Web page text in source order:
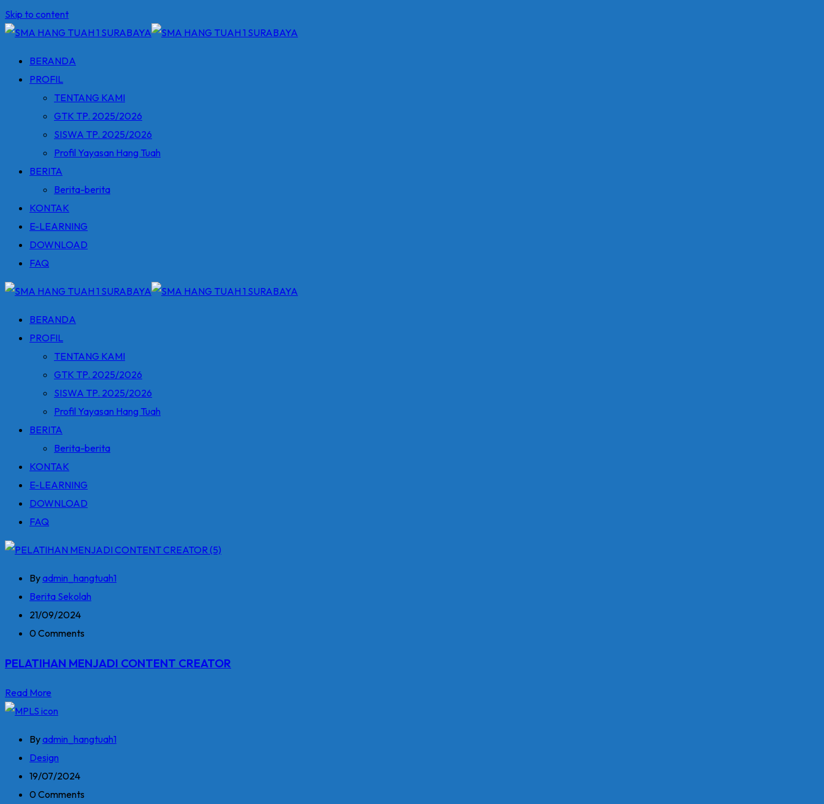
Skip to content
BERANDA
PROFIL
TENTANG KAMI
GTK TP. 2025/2026
SISWA TP. 2025/2026
Profil Yayasan Hang Tuah
BERITA
Berita-berita
KONTAK
E-LEARNING
DOWNLOAD
FAQ
BERANDA
PROFIL
TENTANG KAMI
GTK TP. 2025/2026
SISWA TP. 2025/2026
Profil Yayasan Hang Tuah
BERITA
Berita-berita
KONTAK
E-LEARNING
DOWNLOAD
FAQ
Byadmin_hangtuah1
Berita Sekolah
21/09/2024
0 Comments
PELATIHAN MENJADI CONTENT CREATOR
Read More
Byadmin_hangtuah1
Design
19/07/2024
0 Comments